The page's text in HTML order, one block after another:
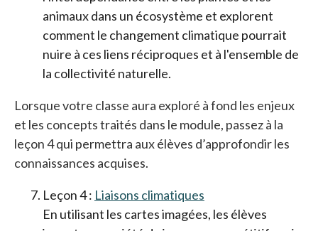
animaux dans un écosystème et explorent
comment le changement climatique pourrait
nuire à ces liens réciproques et à l'ensemble de
la collectivité naturelle.
Lorsque votre classe aura exploré à fond les enjeux
et les concepts traités dans le module, passez à la
leçon 4 qui permettra aux élèves d’approfondir les
connaissances acquises.
Leçon 4 : Liaisons climatiques
En utilisant les cartes imagées, les élèves